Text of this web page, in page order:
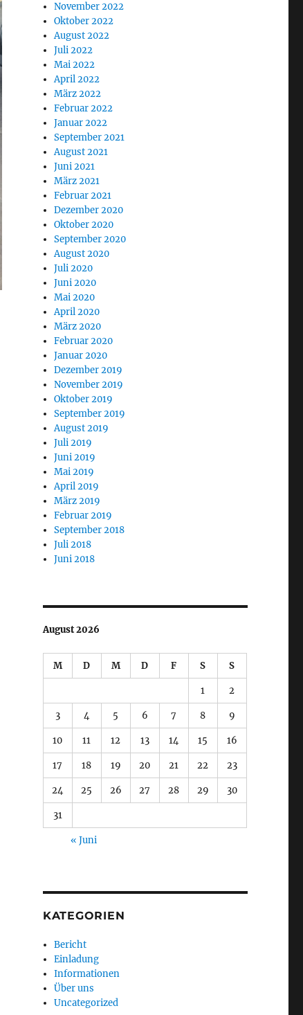
November 2022
Oktober 2022
August 2022
Juli 2022
Mai 2022
April 2022
März 2022
Februar 2022
Januar 2022
September 2021
August 2021
Juni 2021
März 2021
Februar 2021
Dezember 2020
Oktober 2020
September 2020
August 2020
Juli 2020
Juni 2020
Mai 2020
April 2020
März 2020
Februar 2020
Januar 2020
Dezember 2019
November 2019
Oktober 2019
September 2019
August 2019
Juli 2019
Juni 2019
Mai 2019
April 2019
März 2019
Februar 2019
September 2018
Juli 2018
Juni 2018
August 2026
M D M D F S S
1 2
3 4 5 6 7 8 9
10 11 12 13 14 15 16
17 18 19 20 21 22 23
24 25 26 27 28 29 30
31
« Juni
KATEGORIEN
Bericht
Einladung
Informationen
Über uns
Uncategorized